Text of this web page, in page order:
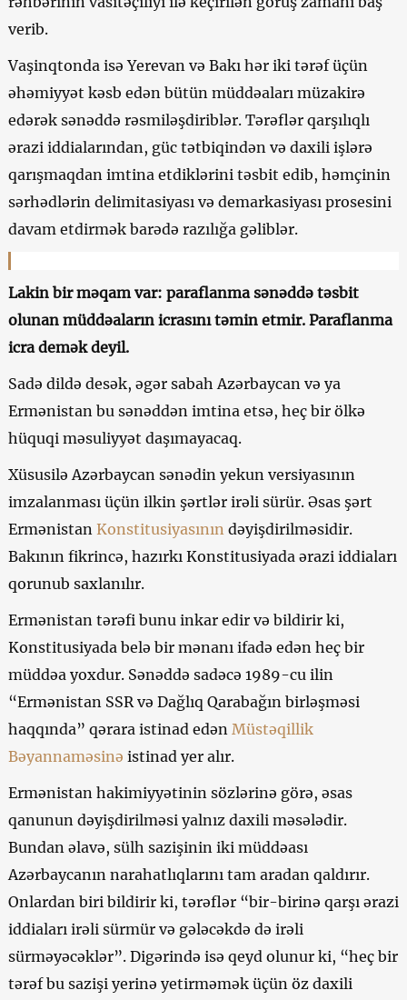
verib.
Vaşinqtonda isə Yerevan və Bakı hər iki tərəf üçün
əhəmiyyət kəsb edən bütün müddəaları müzakirə
edərək sənəddə rəsmiləşdiriblər. Tərəflər qarşılıqlı
ərazi iddialarından, güc tətbiqindən və daxili işlərə
qarışmaqdan imtina etdiklərini təsbit edib, həmçinin
sərhədlərin delimitasiyası və demarkasiyası prosesini
davam etdirmək barədə razılığa gəliblər.
Lakin bir məqam var: paraflanma sənəddə təsbit
olunan müddəaların icrasını təmin etmir. Paraflanma
icra demək deyil.
Sadə dildə desək, əgər sabah Azərbaycan və ya
Ermənistan bu sənəddən imtina etsə, heç bir ölkə
hüquqi məsuliyyət daşımayacaq.
Xüsusilə Azərbaycan sənədin yekun versiyasının
imzalanması üçün ilkin şərtlər irəli sürür. Əsas şərt
Ermənistan Konstitusiyasının dəyişdirilməsidir.
Bakının fikrincə, hazırkı Konstitusiyada ərazi iddiaları
qorunub saxlanılır.
Ermənistan tərəfi bunu inkar edir və bildirir ki,
Konstitusiyada belə bir mənanı ifadə edən heç bir
müddəa yoxdur. Sənəddə sadəcə 1989-cu ilin
“Ermənistan SSR və Dağlıq Qarabağın birləşməsi
haqqında” qərara istinad edən Müstəqillik
Bəyannaməsinə istinad yer alır.
Ermənistan hakimiyyətinin sözlərinə görə, əsas
qanunun dəyişdirilməsi yalnız daxili məsələdir.
Bundan əlavə, sülh sazişinin iki müddəası
Azərbaycanın narahatlıqlarını tam aradan qaldırır.
Onlardan biri bildirir ki, tərəflər “bir-birinə qarşı ərazi
iddiaları irəli sürmür və gələcəkdə də irəli
sürməyəcəklər”. Digərində isə qeyd olunur ki, “heç bir
tərəf bu sazişi yerinə yetirməmək üçün öz daxili